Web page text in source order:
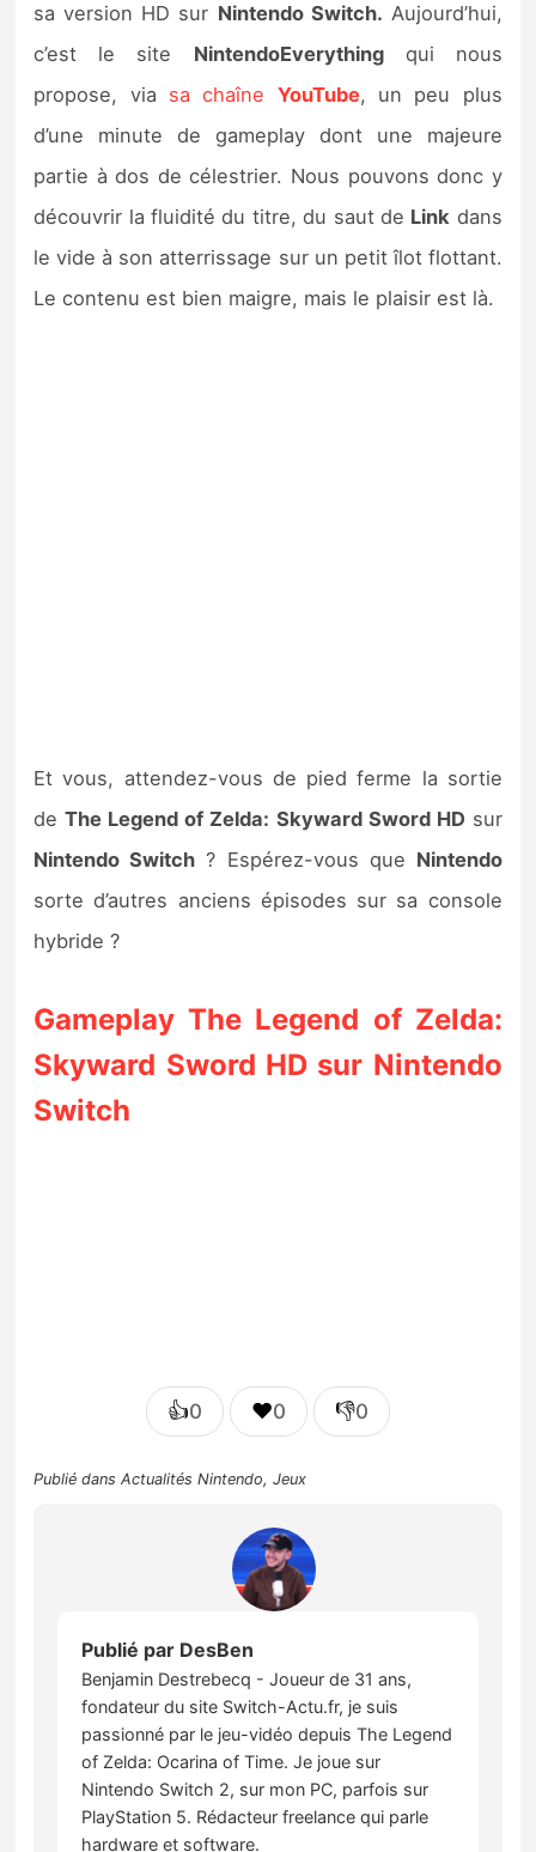
sa version HD sur Nintendo Switch. Aujourd’hui,
c’est le site NintendoEverythingqui nous
propose, via sa chaîne YouTube, un peu plus
d’une minute de gameplay dont une majeure
partie à dos de célestrier. Nous pouvons donc y
découvrir la fluidité du titre, du saut de Link dans
le vide à son atterrissage sur un petit îlot flottant.
Le contenu est bien maigre, mais le plaisir est là.
Et vous, attendez-vous de pied ferme la sortie
deThe Legend of Zelda: Skyward Sword HD sur
Nintendo Switch ? Espérez-vous que Nintendo
sorte d’autres anciens épisodes sur sa console
hybride ?
Gameplay The Legend of Zelda:
Skyward Sword HD sur Nintendo
Switch
👍0 ❤️0 👎0
Publié dansActualités Nintendo,Jeux
Publié par DesBen
Benjamin Destrebecq - Joueur de 31 ans,
fondateur du site Switch-Actu.fr, je suis
passionné par le jeu-vidéo depuis The Legend
of Zelda: Ocarina of Time. Je joue sur
Nintendo Switch 2, sur mon PC, parfois sur
PlayStation 5. Rédacteur freelance qui parle
hardware et software.